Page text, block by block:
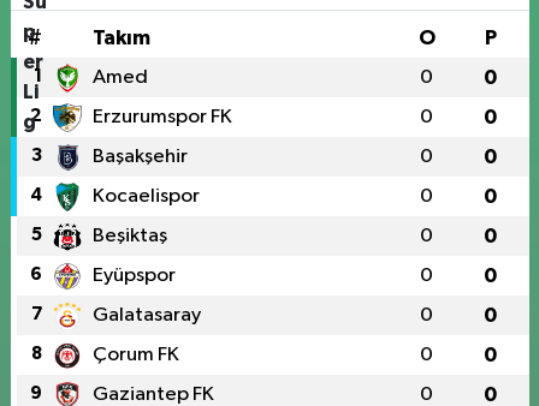
# Takım O P
1 Amed 0 0
2 Erzurumspor FK 0 0
3 Başakşehir 0 0
4 Kocaelispor 0 0
5 Beşiktaş 0 0
6 Eyüpspor 0 0
7 Galatasaray 0 0
8 Çorum FK 0 0
9 Gaziantep FK 0 0